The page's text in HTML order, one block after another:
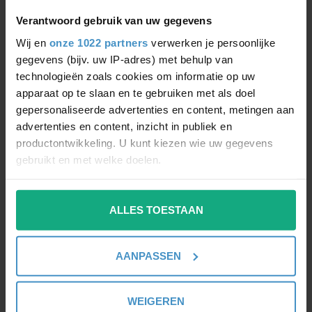
Verantwoord gebruik van uw gegevens
Wij en onze 1022 partners verwerken je persoonlijke
gegevens (bijv. uw IP-adres) met behulp van
technologieën zoals cookies om informatie op uw
apparaat op te slaan en te gebruiken met als doel
gepersonaliseerde advertenties en content, metingen aan
advertenties en content, inzicht in publiek en
productontwikkeling. U kunt kiezen wie uw gegevens
gebruikt en met welke doelen.
Als u het toestaat, willen we ook graag:
Informatie verzamelen over uw geografische
locatie, die tot een paar meter nauwkeurig kan zijn
scannen op specifieke eigenschappen (fingerprinting)
Lees meer over hoe uw persoonlijke gegevens worden
verwerkt en stel uw voorkeuren in het
ALLES TOESTAAN
AANPASSEN
WEIGEREN
VARIABLE VS. NON VARIABLES
✔️ LED MR16 À INTENSITÉ VARIABLE
Idéal pour :
salons